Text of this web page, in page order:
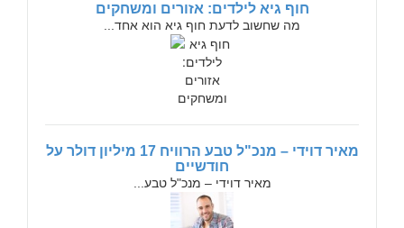
חוף גיא לילדים: אזורים ומשחקים
מה שחשוב לדעת חוף גיא הוא אחד...
מאיר דוידי – מנכ"ל טבע הרוויח 17 מיליון דולר על
חודשיים
מאיר דוידי – מנכ"ל טבע...